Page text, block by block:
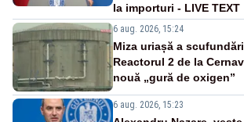
la importuri - LIVE TEXT
6 aug. 2026, 15:24
Miza uriașă a
Reactorul 2 de la
nouă „gură de oxigen”
6 aug. 2026, 15:23